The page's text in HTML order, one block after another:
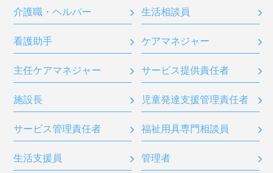
介護職・ヘルパー 生活相談員
看護助手 ケアマネジャー
主任ケアマネジャー サービス提供責任者
施設長 児童発達支援管理責任者
サービス管理責任者 福祉用具専門相談員
生活支援員 管理者